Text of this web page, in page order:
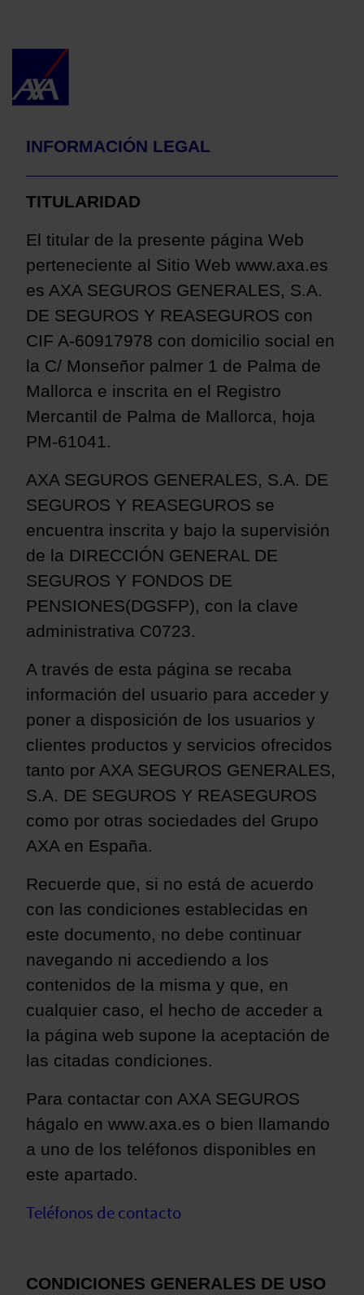
Aviso Legal Salud
INFORMACIÓN LEGAL
TITULARIDAD
El titular de la presente página Web
perteneciente al Sitio Web www.axa.es
es AXA SEGUROS GENERALES, S.A.
DE SEGUROS Y REASEGUROS con
CIF A-60917978 con domicilio social en
la C/ Monseñor palmer 1 de Palma de
Mallorca e inscrita en el Registro
Mercantil de Palma de Mallorca, hoja
PM-61041.
AXA SEGUROS GENERALES, S.A. DE
SEGUROS Y REASEGUROS se
encuentra inscrita y bajo la supervisión
de la DIRECCIÓN GENERAL DE
SEGUROS Y FONDOS DE
PENSIONES(DGSFP), con la clave
administrativa C0723.
A través de esta página se recaba
información del usuario para acceder y
poner a disposición de los usuarios y
clientes productos y servicios ofrecidos
tanto por AXA SEGUROS GENERALES,
S.A. DE SEGUROS Y REASEGUROS
como por otras sociedades del Grupo
AXA en España.
Recuerde que, si no está de acuerdo
con las condiciones establecidas en
este documento, no debe continuar
navegando ni accediendo a los
contenidos de la misma y que, en
cualquier caso, el hecho de acceder a
la página web supone la aceptación de
las citadas condiciones.
Para contactar con AXA SEGUROS
hágalo en www.axa.es o bien llamando
a uno de los teléfonos disponibles en
este apartado.
Teléfonos de contacto
CONDICIONES GENERALES DE USO